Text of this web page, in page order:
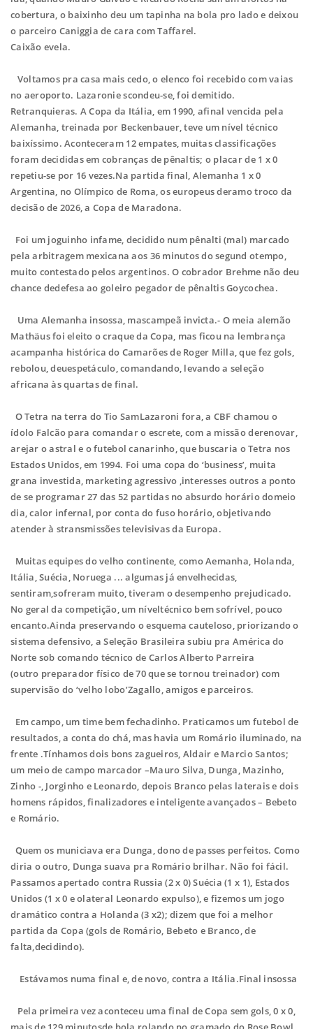
cobertura, o baixinho deu um tapinha na bola pro lado e deixou
o parceiro Caniggia de cara com Taffarel.
Caixão evela.
Voltamos pra casa mais cedo, o elenco foi recebido com vaias
no aeroporto. Lazaronie scondeu-se, foi demitido.
Retranquieras. A Copa da Itália, em 1990, afinal vencida pela
Alemanha, treinada por Beckenbauer, teve um nível técnico
baixíssimo. Aconteceram 12 empates, muitas classificações
foram decididas em cobranças de pênaltis; o placar de 1 x 0
repetiu-se por 16 vezes.Na partida final, Alemanha 1 x 0
Argentina, no Olímpico de Roma, os europeus deramo troco da
decisão de 2026, a Copa de Maradona.
Foi um joguinho infame, decidido num pênalti (mal) marcado
pela arbitragem mexicana aos 36 minutos do segund otempo,
muito contestado pelos argentinos. O cobrador Brehme não deu
chance dedefesa ao goleiro pegador de pênaltis Goycochea.
Uma Alemanha insossa, mascampeã invicta.- O meia alemão
Mathäus foi eleito o craque da Copa, mas ficou na lembrança
acampanha histórica do Camarões de Roger Milla, que fez gols,
rebolou, deuespetáculo, comandando, levando a seleção
africana às quartas de final.
O Tetra na terra do Tio SamLazaroni fora, a CBF chamou o
ídolo Falcão para comandar o escrete, com a missão derenovar,
arejar o astral e o futebol canarinho, que buscaria o Tetra nos
Estados Unidos, em 1994. Foi uma copa do ‘business’, muita
grana investida, marketing agressivo ,interesses outros a ponto
de se programar 27 das 52 partidas no absurdo horário domeio
dia, calor infernal, por conta do fuso horário, objetivando
atender à stransmissões televisivas da Europa.
Muitas equipes do velho continente, como Aemanha, Holanda,
Itália, Suécia, Noruega ... algumas já envelhecidas,
sentiram,sofreram muito, tiveram o desempenho prejudicado.
No geral da competição, um níveltécnico bem sofrível, pouco
encanto.Ainda preservando o esquema cauteloso, priorizando o
sistema defensivo, a Seleção Brasileira subiu pra América do
Norte sob comando técnico de Carlos Alberto Parreira
(outro preparador físico de 70 que se tornou treinador) com
supervisão do ‘velho lobo’Zagallo, amigos e parceiros.
Em campo, um time bem fechadinho. Praticamos um futebol de
resultados, a conta do chá, mas havia um Romário iluminado, na
frente .Tínhamos dois bons zagueiros, Aldair e Marcio Santos;
um meio de campo marcador –Mauro Silva, Dunga, Mazinho,
Zinho -, Jorginho e Leonardo, depois Branco pelas laterais e dois
homens rápidos, finalizadores e inteligente avançados – Bebeto
e Romário.
Quem os municiava era Dunga, dono de passes perfeitos. Como
diria o outro, Dunga suava pra Romário brilhar. Não foi fácil.
Passamos apertado contra Russia (2 x 0) Suécia (1 x 1), Estados
Unidos (1 x 0 e olateral Leonardo expulso), e fizemos um jogo
dramático contra a Holanda (3 x2); dizem que foi a melhor
partida da Copa (gols de Romário, Bebeto e Branco, de
falta,decidindo).
Estávamos numa final e, de novo, contra a Itália.Final insossa
Pela primeira vez aconteceu uma final de Copa sem gols, 0 x 0,